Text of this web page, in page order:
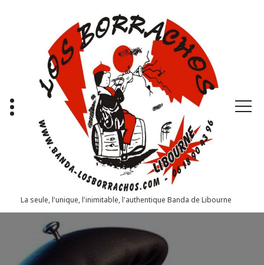
La seule, l'unique, l'inimitable, l'authentique Banda de Libourne